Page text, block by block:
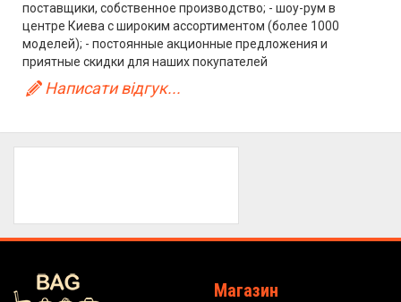
поставщики, собственное производство; - шоу-рум в
центре Киева с широким ассортиментом (более 1000
моделей); - постоянные акционные предложения и
приятные скидки для наших покупателей
Написати відгук...
Магазин